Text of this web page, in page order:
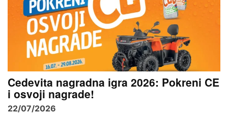
Cedevita nagradna igra 2026: Pokreni CE
i osvoji nagrade!
22/07/2026